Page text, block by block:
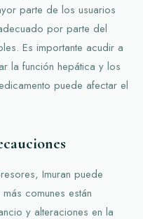
parte de los usuarios
por parte del
Es importante acudir a
la función hepática y los
puede afectar el
Imuran puede
comunes están
y alteraciones en la